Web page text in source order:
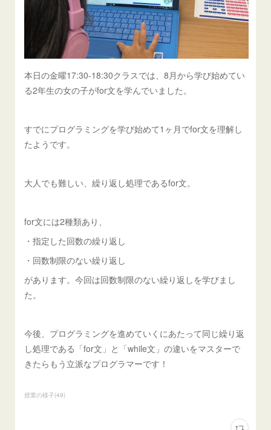
本日の金曜17:30-18:30クラスでは、8月から学び始めてい
る2年生の女の子がfor文を学んでいました。
すでにプログラミングを学び始めて1ヶ月でfor文を理解し
たようです。
大人でも難しい、繰り返し処理であるfor文。
for文には2種類あり、
・指定した回数の繰り返し
・回数制限のない繰り返し
があります。今回は回数制限のない繰り返しを学びまし
た。
今後、プログラミングを進めていくにあたって同じ繰り返
し処理である「for文」と「while文」の違いをマスターで
きたらもう立派なプログラマーです！
授業の様子(49)